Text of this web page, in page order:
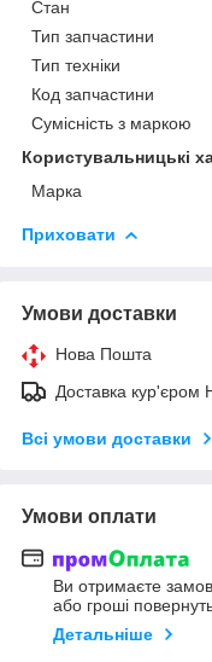
Стан
Тип запчастини
Тип техніки
Код запчастини
Сумісність з маркою
Користувальницькі
Марка
Приховати
Умови доставки
Нова Пошта
Доставка кур'єром
Всі умови доставки
Умови оплати
Ви отримаєте
або гроші
Детальніше